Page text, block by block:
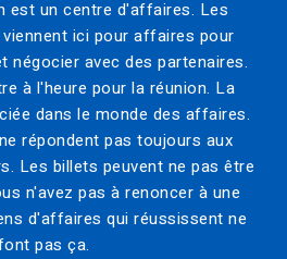
est un centre d'affaires. Les
ici pour affaires pour
négocier avec des partenaires.
à l'heure pour la réunion. La
dans le monde des affaires.
répondent pas toujours aux
Les billets peuvent ne pas être
n'avez pas à renoncer à une
d'affaires qui réussissent ne
pas ça.